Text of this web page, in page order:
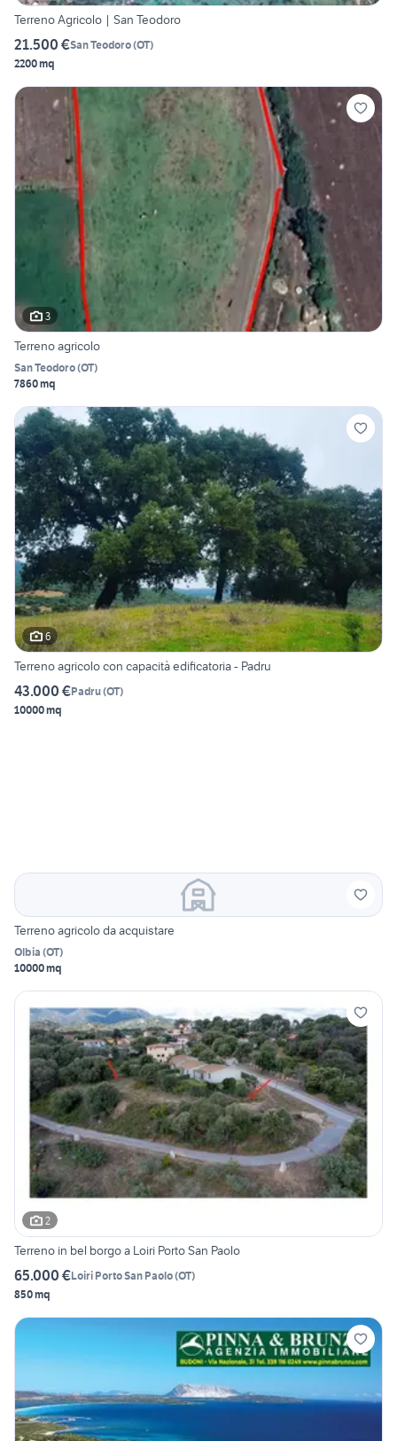
Terreno Agricolo | San Teodoro
21.500 €San Teodoro(OT)
2200 mq
3
Terreno agricolo
San Teodoro(OT)
7860 mq
6
Terreno agricolo con capacità edificatoria - Padru
43.000 €Padru(OT)
10000 mq
Terreno agricolo da acquistare
Olbia (OT)
10000 mq
2
Terreno in bel borgo a Loiri Porto San Paolo
65.000 €Loiri Porto San Paolo(OT)
850 mq